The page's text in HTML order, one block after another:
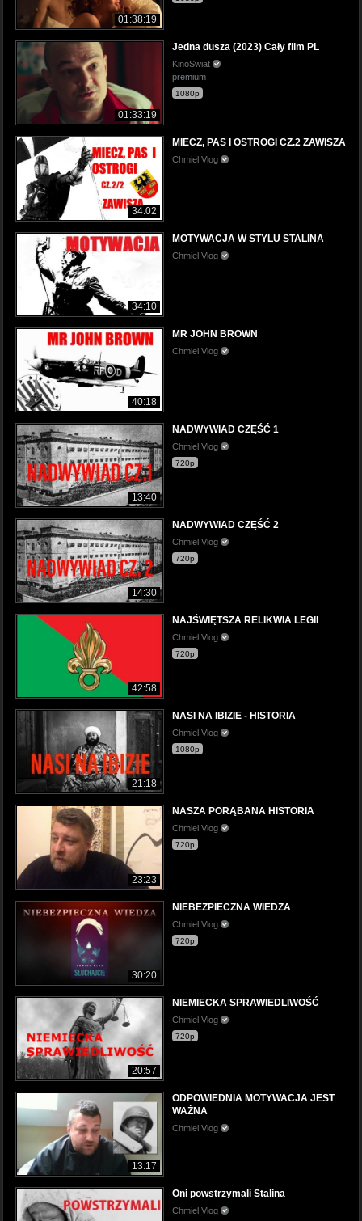
01:38:19
01:33:19
Jedna dusza (2023) Cały film PL
KinoSwiat
premium
1080p
34:02
MIECZ, PAS I OSTROGI CZ.2 ZAWISZA
Chmiel Vlog
34:10
MOTYWACJA W STYLU STALINA
Chmiel Vlog
40:18
MR JOHN BROWN
Chmiel Vlog
13:40
NADWYWIAD CZĘŚĆ 1
Chmiel Vlog
720p
14:30
NADWYWIAD CZĘŚĆ 2
Chmiel Vlog
720p
42:58
NAJŚWIĘTSZA RELIKWIA LEGII
Chmiel Vlog
720p
21:18
NASI NA IBIZIE - HISTORIA
Chmiel Vlog
1080p
23:23
NASZA PORĄBANA HISTORIA
Chmiel Vlog
720p
30:20
NIEBEZPIECZNA WIEDZA
Chmiel Vlog
720p
20:57
NIEMIECKA SPRAWIEDLIWOŚĆ
Chmiel Vlog
720p
13:17
ODPOWIEDNIA MOTYWACJA JEST
WAŻNA
Chmiel Vlog
Oni powstrzymali Stalina
Chmiel Vlog